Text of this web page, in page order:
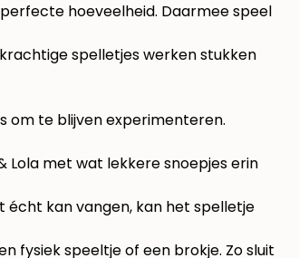
hoeveelheid. Daarmee speel
spelletjes werken stukken
om te blijven experimenteren.
Lola met wat lekkere snoepjes erin
écht kan vangen, kan het spelletje
fysiek speeltje of een brokje. Zo sluit